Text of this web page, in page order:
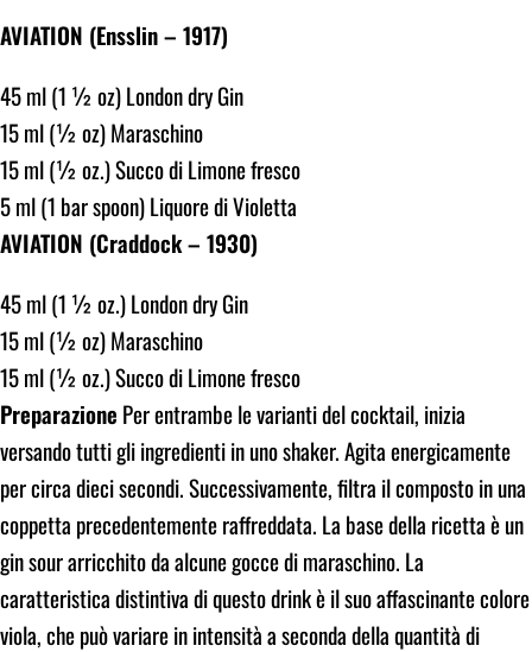
AVIATION (Ensslin – 1917)
45 ml (1 ½ oz) London dry Gin
15 ml (½ oz) Maraschino
15 ml (½ oz.) Succo di Limone fresco
5 ml (1 bar spoon) Liquore di Violetta
AVIATION (Craddock – 1930)
45 ml (1 ½ oz.) London dry Gin
15 ml (½ oz) Maraschino
15 ml (½ oz.) Succo di Limone fresco
Preparazione Per entrambe le varianti del cocktail, inizia
versando tutti gli ingredienti in uno shaker. Agita energicamente
per circa dieci secondi. Successivamente, filtra il composto in una
coppetta precedentemente raffreddata. La base della ricetta è un
gin sour arricchito da alcune gocce di maraschino. La
caratteristica distintiva di questo drink è il suo affascinante colore
viola, che può variare in intensità a seconda della quantità di